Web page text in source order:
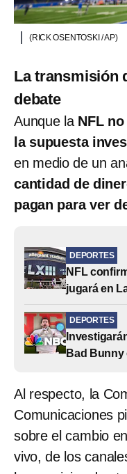
(RICK OSENTOSKI / AP)
La transmisión
debate
Aunque la NFL
la supuesta
en medio de un
cantidad de
pagan para ver
DEPORTES
NFL
jugará en
DEPORTES
Bad Bunny
Al respecto, la
Comunicaciones
sobre el cambio
vivo, de los